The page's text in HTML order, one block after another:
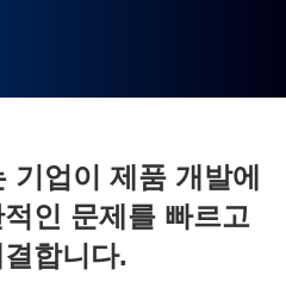
업이 제품 개발에
인 문제를 빠르고
합니다.